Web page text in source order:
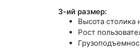
3-ий размер:
Высота столика
Рост